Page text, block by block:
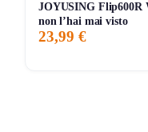
JOYUSING Flip600R
non l’hai mai visto
23,99 €